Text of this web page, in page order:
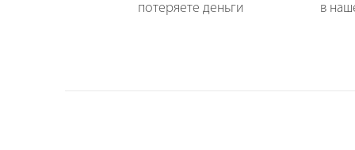
потеряете деньги
в